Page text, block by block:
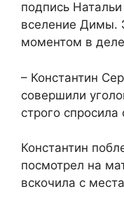
подпись
вселение Димы.
моментом в
​– Константин
совершили
строго спросила
​Константин
посмотрел на
вскочила с